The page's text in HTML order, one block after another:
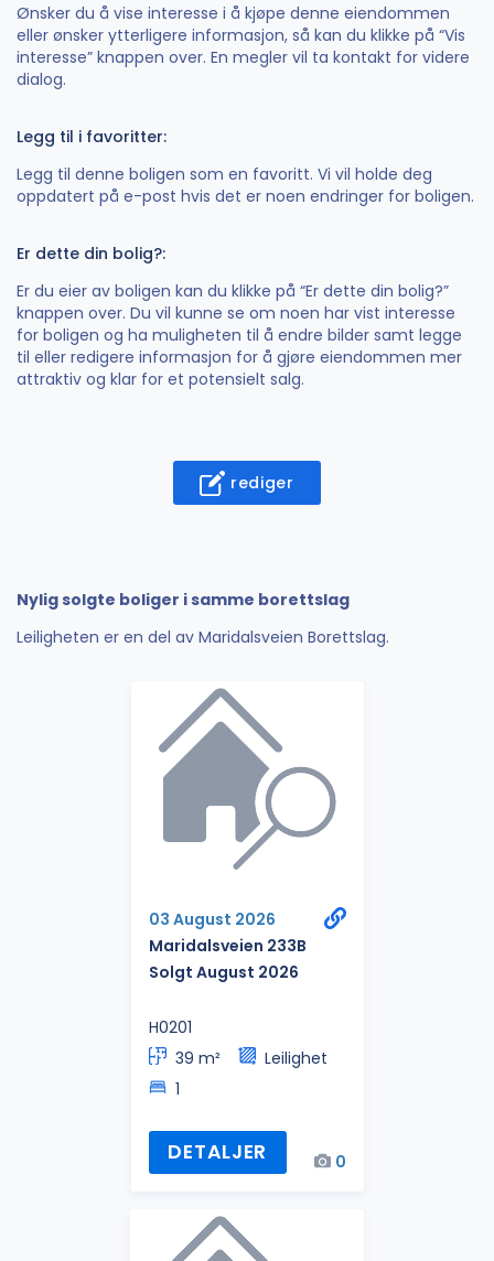
Ønsker du å vise interesse i å kjøpe denne eiendommen
eller ønsker ytterligere informasjon, så kan du klikke på “Vis
interesse” knappen over. En megler vil ta kontakt for videre
dialog.
Legg til i favoritter:
Legg til denne boligen som en favoritt. Vi vil holde deg
oppdatert på e-post hvis det er noen endringer for boligen.
Er dette din bolig?:
Er du eier av boligen kan du klikke på “Er dette din bolig?”
knappen over. Du vil kunne se om noen har vist interesse
for boligen og ha muligheten til å endre bilder samt legge
til eller redigere informasjon for å gjøre eiendommen mer
attraktiv og klar for et potensielt salg.
rediger
Nylig solgte boliger i samme borettslag
Leiligheten er en del av Maridalsveien Borettslag.
03 August 2026
Maridalsveien 233B
Solgt August 2026
H0201
39 m²
Leilighet
1
DETALJER 0